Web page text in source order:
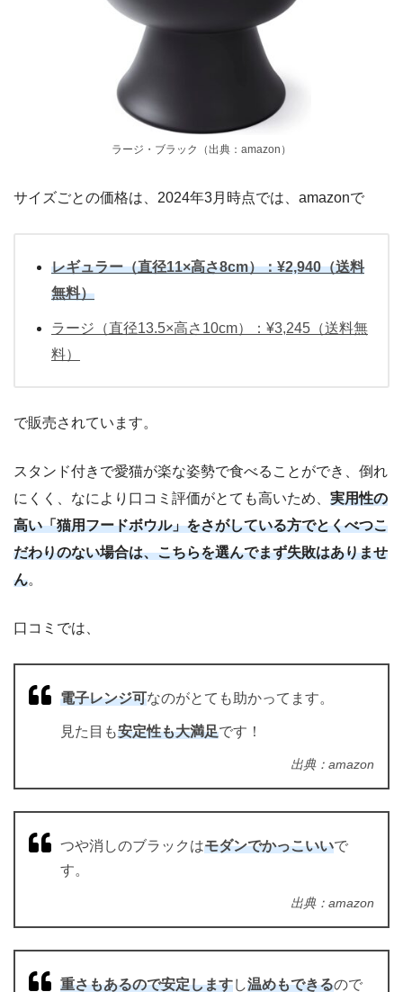
ラージ・ブラック（出典：amazon）
サイズごとの価格は、2024年3月時点では、amazonで
レギュラー（直径11×高さ8cm）：¥2,940（送料
無料）
ラージ（直径13.5×高さ10cm）：¥3,245（送料無
料）
で販売されています。
スタンド付きで愛猫が楽な姿勢で食べることができ、倒れ
にくく、なにより口コミ評価がとても高いため、 実用性の
高い「猫用フードボウル」をさがしている方でとくべつこ
だわりのない場合は、こちらを選んでまず失敗はありませ
ん。
口コミでは、
電子レンジ可なのがとても助かってます。
見た目も安定性も大満足です！
出典：amazon
つや消しのブラックはモダンでかっこいいで
す。
出典：amazon
重さもあるので安定しますし温めもできるので